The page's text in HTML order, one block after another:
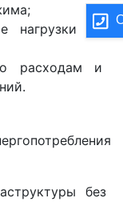
нагрузки на
расходам и
без